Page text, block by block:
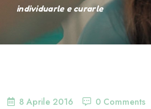
individuarle e curarle
8 Aprile 2016 0 Comments